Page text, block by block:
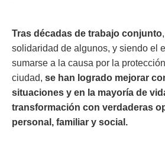
Tras décadas de trabajo conjunto
solidaridad de algunos, y siendo el
sumarse a la causa por la
ciudad, se han logrado mejorar
situaciones y en la mayoría de
transformación con verdaderas
personal, familiar y social.